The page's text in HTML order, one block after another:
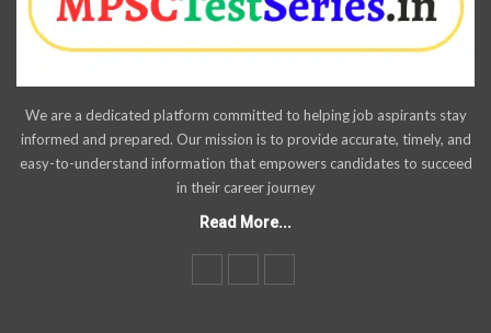
We are a dedicated platform committed to helping job aspirants stay
informed and prepared. Our mission is to provide accurate, timely, and
easy-to-understand information that empowers candidates to succeed
in their career journey
Read More...